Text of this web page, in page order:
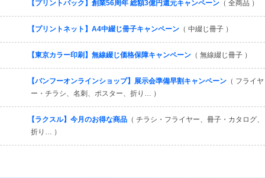
【プリントパック】創業56周年 総額3億円還元キャンペーン （ 全商品 ）
【プリントネット】A4中綴じ冊子キャンペーン （ 中綴じ冊子 ）
【東京カラー印刷】無線綴じ価格保障キャンペーン （ 無線綴じ冊子 ）
【バンフーオンラインショップ】展示会準備早割キャンペーン （ フライヤ
ー・チラシ、名刺、ポスター、折り… ）
【ラクスル】今月のお得な商品 （ チラシ・フライヤー、冊子・カタログ、
折り… ）